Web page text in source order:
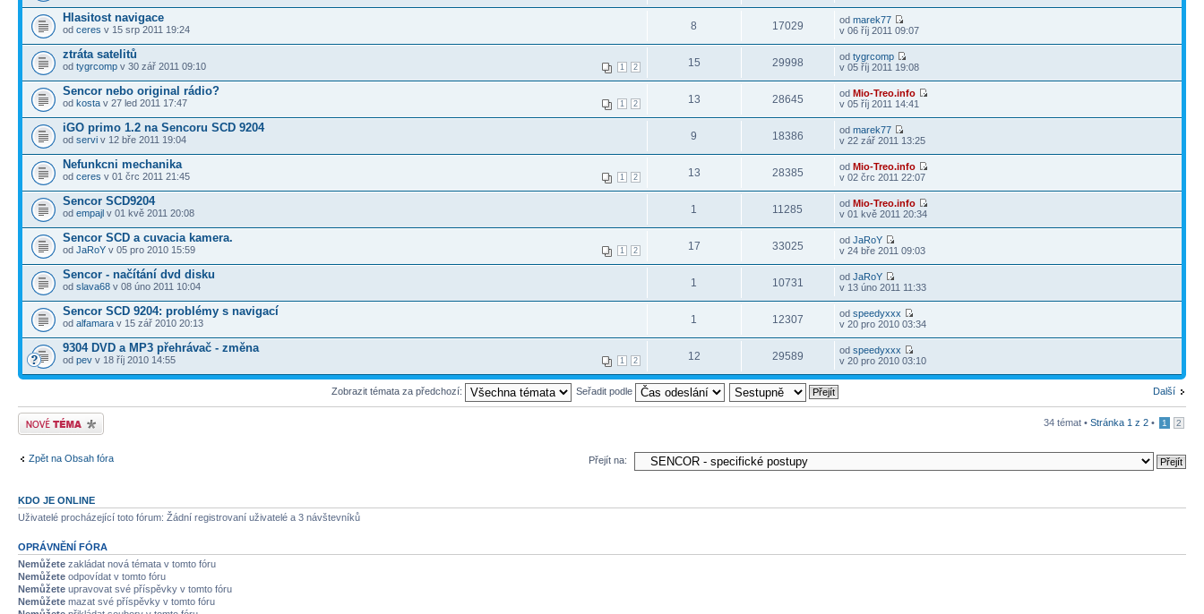
Hlasitost navigace
od ceres v 15 srp 2011 19:24 8 17029 odmarek77
v 06 říj 2011 09:07
ztráta satelitů
1 2
od tygrcomp v 30 zář 2011 09:10 15 29998 odtygrcomp
v 05 říj 2011 19:08
Sencor nebo original rádio?
1 2
od kosta v 27 led 2011 17:47 13 28645 odMio-Treo.info
v 05 říj 2011 14:41
iGO primo 1.2 na Sencoru SCD 9204
od servi v 12 bře 2011 19:04 9 18386 odmarek77
v 22 zář 2011 13:25
Nefunkcni mechanika
1 2
od ceres v 01 črc 2011 21:45 13 28385 odMio-Treo.info
v 02 črc 2011 22:07
Sencor SCD9204
od empajl v 01 kvě 2011 20:08 1 11285 odMio-Treo.info
v 01 kvě 2011 20:34
Sencor SCD a cuvacia kamera.
1 2
od JaRoY v 05 pro 2010 15:59 17 33025 odJaRoY
v 24 bře 2011 09:03
Sencor - načítání dvd disku
od slava68 v 08 úno 2011 10:04 1 10731 odJaRoY
v 13 úno 2011 11:33
Sencor SCD 9204: problémy s navigací
od alfamara v 15 zář 2010 20:13 1 12307 odspeedyxxx
v 20 pro 2010 03:34
9304 DVD a MP3 přehrávač - změna
1 2
od pev v 18 říj 2010 14:55 12 29589 odspeedyxxx
v 20 pro 2010 03:10
Další
Zobrazit témata za předchozí: Seřadit podle
Odeslat nové téma 34 témat • Stránka 1 z 2 • 1 2
Zpět na Obsah fóra Přejít na:
KDO JE ONLINE
Uživatelé procházející toto fórum: Žádní registrovaní uživatelé a 3 návštevníků
OPRÁVNĚNÍ FÓRA
Nemůžete zakládat nová témata v tomto fóru
Nemůžete odpovídat v tomto fóru
Nemůžete upravovat své příspěvky v tomto fóru
Nemůžete mazat své příspěvky v tomto fóru